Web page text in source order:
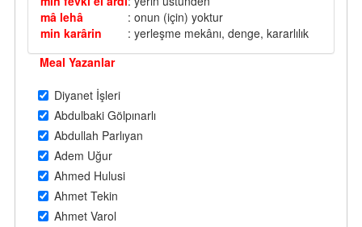
mâ lehâ
: onun (için) yoktur
min karârin
: yerleşme mekânı, denge, kararlılık
Meal Yazanlar
Diyanet İşleri
Abdulbaki Gölpınarlı
Abdullah Parlıyan
Adem Uğur
Ahmed Hulusi
Ahmet Tekin
Ahmet Varol